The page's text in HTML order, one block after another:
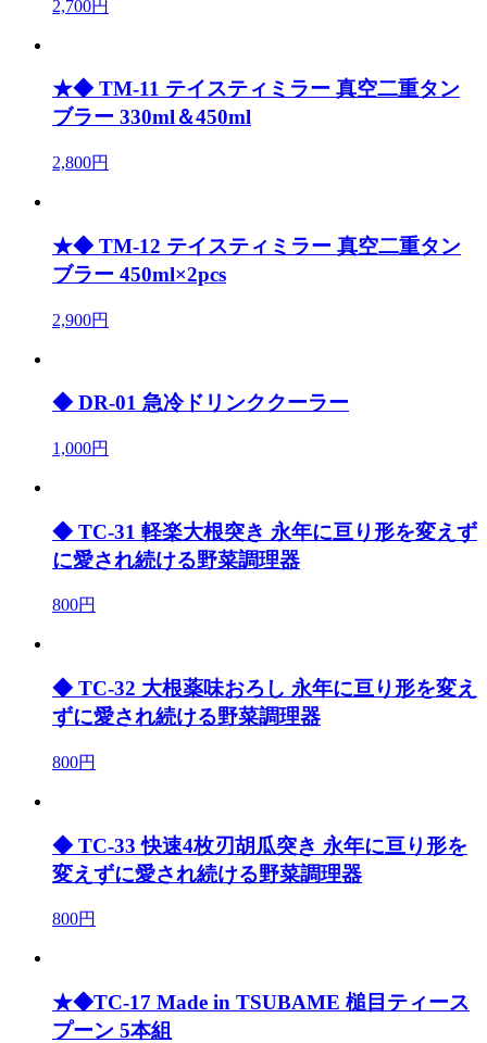
2,700円
★◆ TM-11 テイスティミラー 真空二重タン
ブラー 330ml＆450ml
2,800円
★◆ TM-12 テイスティミラー 真空二重タン
ブラー 450ml×2pcs
2,900円
◆ DR-01 急冷ドリンククーラー
1,000円
◆ TC-31 軽楽大根突き 永年に亘り形を変えず
に愛され続ける野菜調理器
800円
◆ TC-32 大根薬味おろし 永年に亘り形を変え
ずに愛され続ける野菜調理器
800円
◆ TC-33 快速4枚刃胡瓜突き 永年に亘り形を
変えずに愛され続ける野菜調理器
800円
★◆TC-17 Made in TSUBAME 槌目ティース
プーン 5本組